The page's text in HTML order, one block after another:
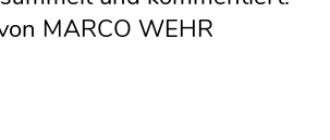
MARCO WEHR
– Ein Tagebuch des Unverstands